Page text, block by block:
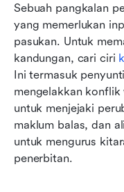
Sebuah pangkalan
yang memerlukan
pasukan. Untuk
kandungan, cari ciri
Ini termasuk
mengelakkan
untuk menjejaki
maklum balas, dan
untuk mengurus
penerbitan.